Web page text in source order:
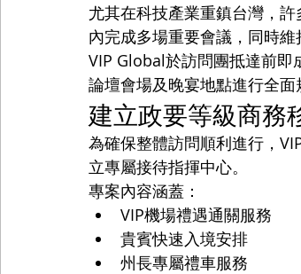
尤其在科技產業重鎮台灣，
內完成多場重要會議，同時維
VIP Global於訪問團抵達前即
論壇會場及晚宴地點進行全面
建立政要等級商務
為確保整體訪問順利進行，
立專屬接待指揮中心。
專案內容涵蓋：
VIP機場禮遇通關服務
貴賓快速入境安排
州長專屬禮車服務